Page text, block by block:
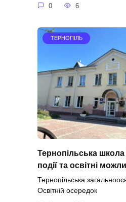
0 6
ТЕРНОПІЛЬ
Тернопільська
події та освітні
Тернопільська
Освітній осередок